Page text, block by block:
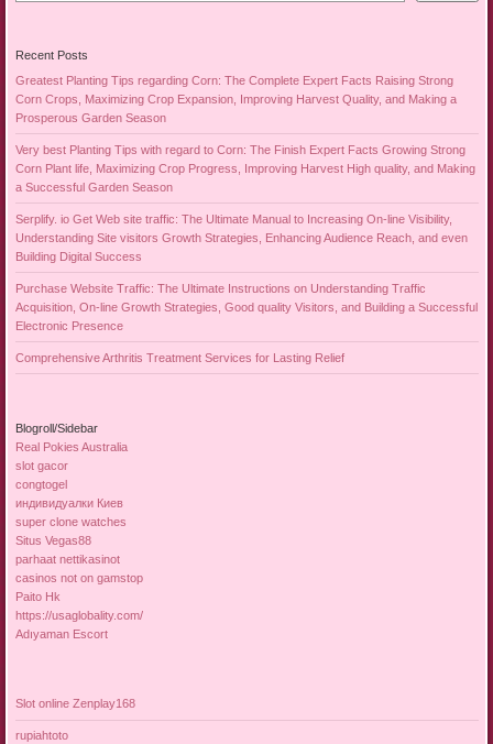
Recent Posts
Greatest Planting Tips regarding Corn: The Complete Expert Facts Raising Strong
Corn Crops, Maximizing Crop Expansion, Improving Harvest Quality, and Making a
Prosperous Garden Season
Very best Planting Tips with regard to Corn: The Finish Expert Facts Growing Strong
Corn Plant life, Maximizing Crop Progress, Improving Harvest High quality, and Making
a Successful Garden Season
Serplify. io Get Web site traffic: The Ultimate Manual to Increasing On-line Visibility,
Understanding Site visitors Growth Strategies, Enhancing Audience Reach, and even
Building Digital Success
Purchase Website Traffic: The Ultimate Instructions on Understanding Traffic
Acquisition, On-line Growth Strategies, Good quality Visitors, and Building a Successful
Electronic Presence
Comprehensive Arthritis Treatment Services for Lasting Relief
Blogroll/Sidebar
Real Pokies Australia
slot gacor
congtogel
индивидуалки Киев
super clone watches
Situs Vegas88
parhaat nettikasinot
casinos not on gamstop
Paito Hk
https://usaglobality.com/
Adıyaman Escort
Slot online Zenplay168
rupiahtoto